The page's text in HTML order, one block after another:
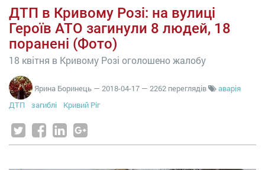
ДТП в Кривому Розі: на вулиці
Героїв АТО загинули 8 людей, 18
поранені (Фото)
18 квітня в Кривому Розі оголошено жалобу
Ярина Боринець — 2018-04-17 — 2262 переглядів
аварія
ДТП
загиблі Кривий Ріг